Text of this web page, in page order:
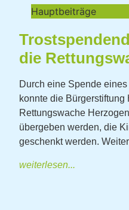
Hauptbeiträge
die
Durch eine Spende
konnte die Bürgerstiftung
Rettungswache
übergeben werden, die
geschenkt werden.
weiterlesen...